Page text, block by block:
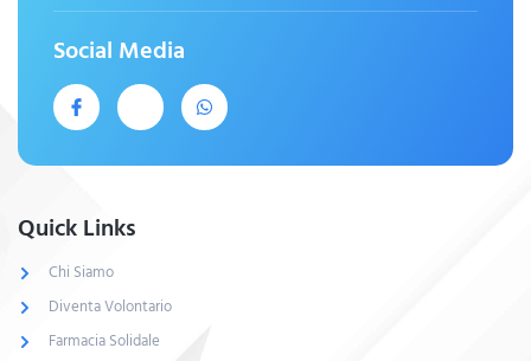
Social Media
Quick Links
Chi Siamo
Diventa Volontario
Farmacia Solidale